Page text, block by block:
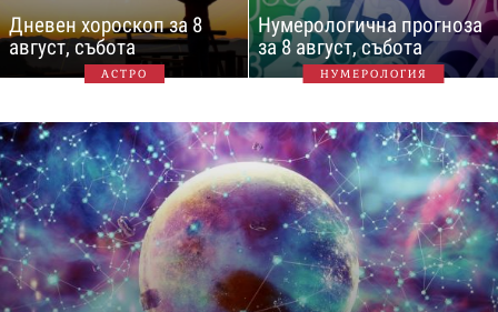
Дневен хороскоп за 8
август, събота
АСТРО
Нумерологична прогноза
за 8 август, събота
НУМЕРОЛОГИЯ